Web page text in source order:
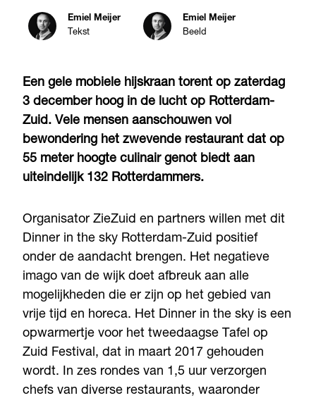
Emiel Meijer
Tekst
Emiel Meijer
Beeld
Een gele mobiele hijskraan torent op zaterdag
3 december hoog in de lucht op Rotterdam-
Zuid. Vele mensen aanschouwen vol
bewondering het zwevende restaurant dat op
55 meter hoogte culinair genot biedt aan
uiteindelijk 132 Rotterdammers.
Organisator ZieZuid en partners willen met dit
Dinner in the sky Rotterdam-Zuid positief
onder de aandacht brengen. Het negatieve
imago van de wijk doet afbreuk aan alle
mogelijkheden die er zijn op het gebied van
vrije tijd en horeca. Het Dinner in the sky is een
opwarmertje voor het tweedaagse Tafel op
Zuid Festival, dat in maart 2017 gehouden
wordt. In zes rondes van 1,5 uur verzorgen
chefs van diverse restaurants, waaronder